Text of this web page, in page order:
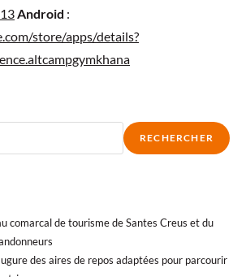
Android :
store/apps/details?
RECHERCHER
comarcal de tourisme de Santes Creus et du
des aires de repos adaptées pour parcourir